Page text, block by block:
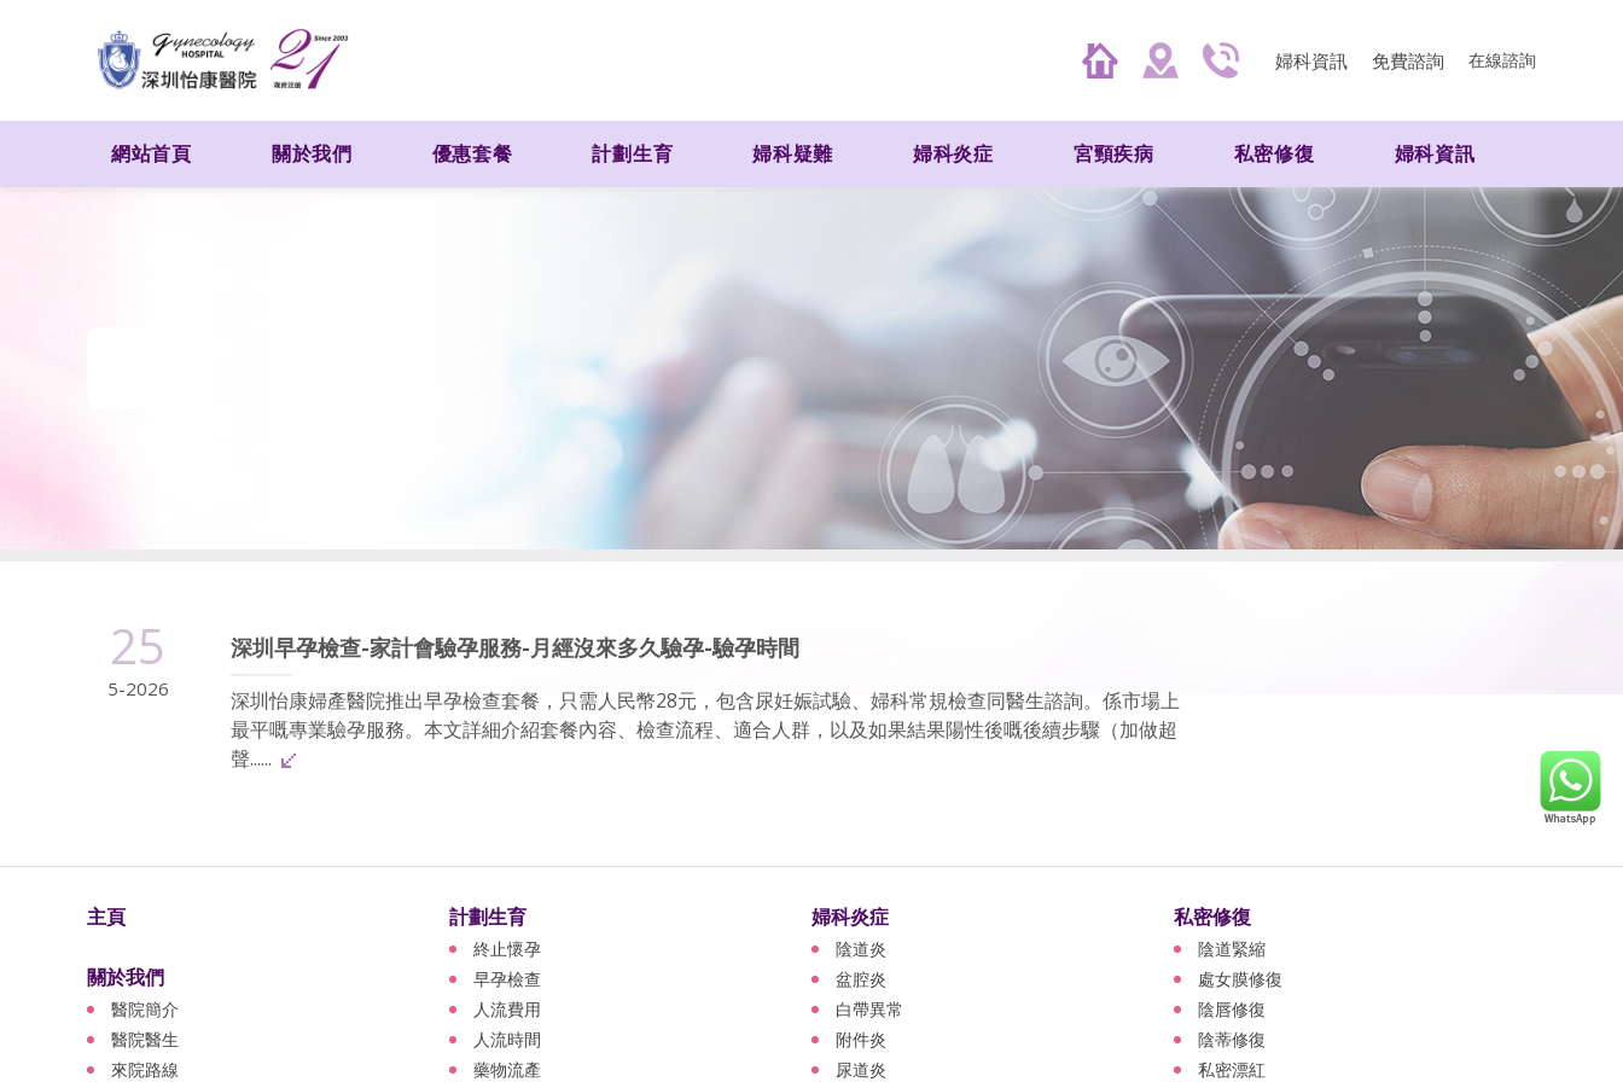
婦科資訊 免費諮詢 在線諮詢
網站首頁 關於我們 優惠套餐 計劃生育 婦科疑難 婦科炎症 宮頸疾病 私密修復 婦科資訊
25
5-2026
深圳早孕檢查-家計會驗孕服務-月經沒來多久驗孕-驗孕時間
深圳怡康婦產醫院推出早孕檢查套餐，只需人民幣28元，包含尿妊娠試驗、婦科常規檢查同醫生諮詢。係市場上
最平嘅專業驗孕服務。本文詳細介紹套餐內容、檢查流程、適合人群，以及如果結果陽性後嘅後續步驟（加做超
聲......
主頁
關於我們
醫院簡介
醫院醫生
來院路線
計劃生育
終止懷孕
早孕檢查
人流費用
人流時間
藥物流產
婦科炎症
陰道炎
盆腔炎
白帶異常
附件炎
尿道炎
私密修復
陰道緊縮
處女膜修復
陰唇修復
陰蒂修復
私密漂紅